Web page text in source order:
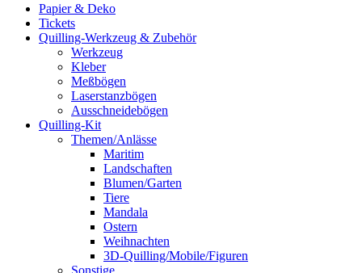
Papier & Deko
Tickets
Quilling-Werkzeug & Zubehör
Werkzeug
Kleber
Meßbögen
Laserstanzbögen
Ausschneidebögen
Quilling-Kit
Themen/Anlässe
Maritim
Landschaften
Blumen/Garten
Tiere
Mandala
Ostern
Weihnachten
3D-Quilling/Mobile/Figuren
Sonstige